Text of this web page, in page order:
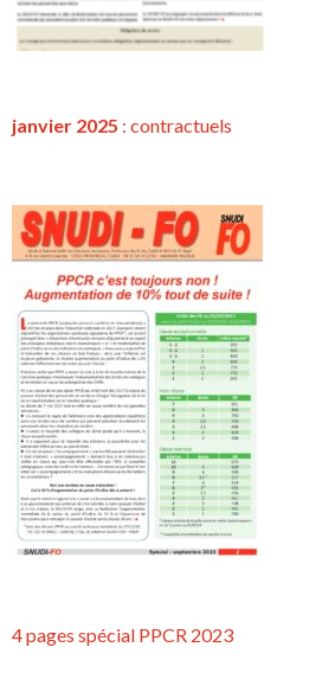
janvier 2025 : contractuels
4 pages spécial PPCR 2023